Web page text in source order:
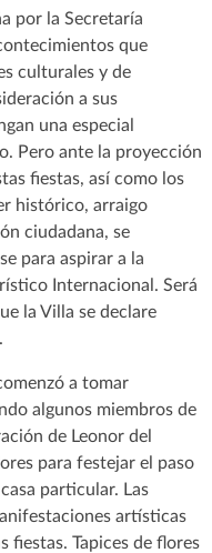
por la Secretaría
que
culturales y de
a sus
una especial
Pero ante la proyección
fiestas, así como los
histórico, arraigo
ciudadana, se
para aspirar a la
Internacional. Será
la Villa se declare
a tomar
algunos miembros de
de Leonor del
para festejar el paso
particular. Las
artísticas
fiestas. Tapices de flores